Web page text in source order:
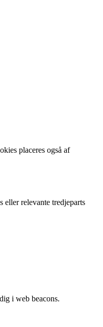
placeres også af
eller relevante tredjeparts
i web beacons.